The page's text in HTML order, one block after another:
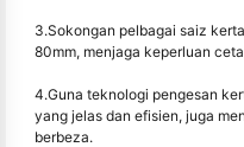
3.Sokongan pelbagai saiz
80mm, menjaga keperluan
4.Guna teknologi pengesan
yang jelas dan efisien, juga
berbeza.